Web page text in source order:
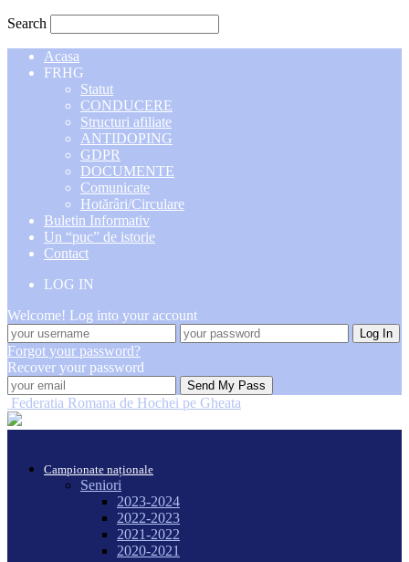
Search
Acasa
FRHG
Statut
CONDUCERE
Structuri afiliate
ANTIDOPING
GDPR
DOCUMENTE
Comunicate
Hotărâri/Circulare
Buletin Informativ
Un “puc” de istorie
Contact
LOG IN
Welcome! Log into your account
Forgot your password?
Recover your password
Federatia Romana de Hochei pe Gheata
Campionate naționale
Seniori
2023-2024
2022-2023
2021-2022
2020-2021